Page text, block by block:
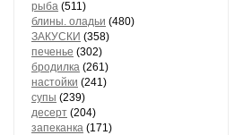
рыба (511)
блины. оладьи (480)
ЗАКУСКИ (358)
печенье (302)
бродилка (261)
настойки (241)
супы (239)
десерт (204)
запеканка (171)